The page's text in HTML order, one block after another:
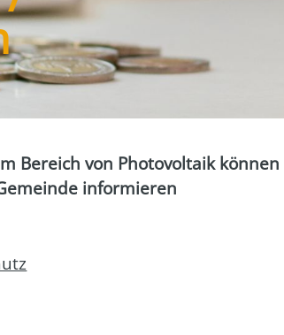
Bereich von Pho­to­vol­ta­ik
infor­mie­ren